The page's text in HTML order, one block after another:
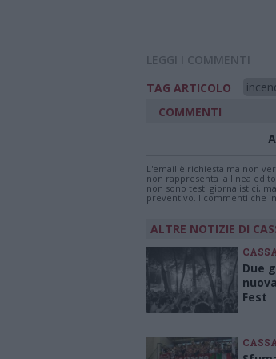
LEGGI I COMMENTI
TAG ARTICOLO
COMMENTI
L'email è richiesta ma non
non rappresenta la linea
non sono testi giornalistici,
preventivo. I commenti che
ALTRE NOTIZIE DI
Due
Fest